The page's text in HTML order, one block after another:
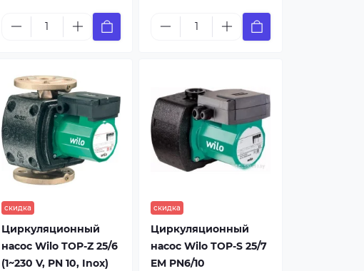
скидка
Циркуляционный
насос Wilo TOP-Z 25/6
(1~230 V, PN 10, Inox)
скидка
Циркуляционный
насос Wilo TOP-S 25/7
EM PN6/10